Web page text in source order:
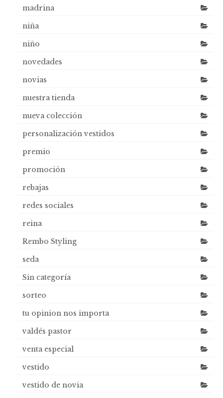
madrina
niña
niño
novedades
novias
nuestra tienda
nueva colección
personalización vestidos
premio
promoción
rebajas
redes sociales
reina
Rembo Styling
seda
Sin categoría
sorteo
tu opinion nos importa
valdés pastor
venta especial
vestido
vestido de novia